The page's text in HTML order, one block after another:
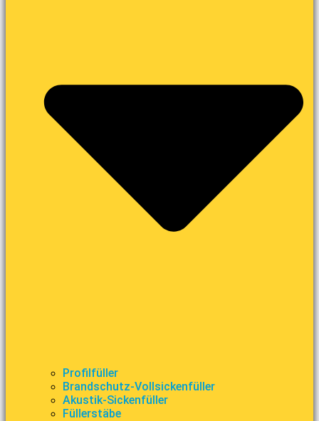
Profilfüller
Brandschutz-Vollsickenfüller
Akustik-Sickenfüller
Füllerstäbe